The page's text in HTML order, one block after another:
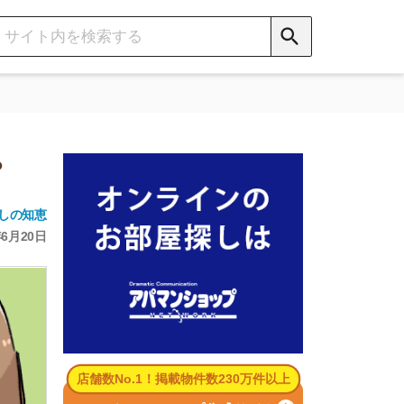
No.1！掲載物件数230万件以上
マンショップ公式サイト